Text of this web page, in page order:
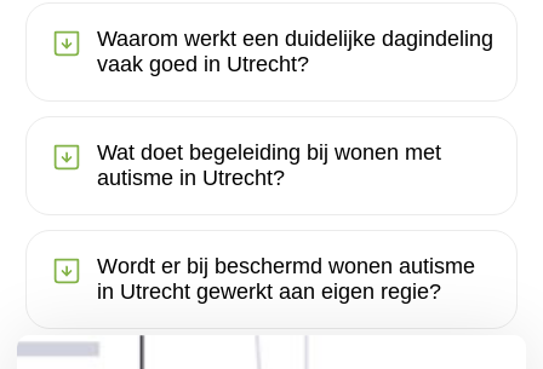
Waarom werkt een duidelijke dagindeling
vaak goed in Utrecht?
Wat doet begeleiding bij wonen met
autisme in Utrecht?
Wordt er bij beschermd wonen autisme
in Utrecht gewerkt aan eigen regie?